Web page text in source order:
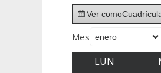
Ver como
Mes
LUN